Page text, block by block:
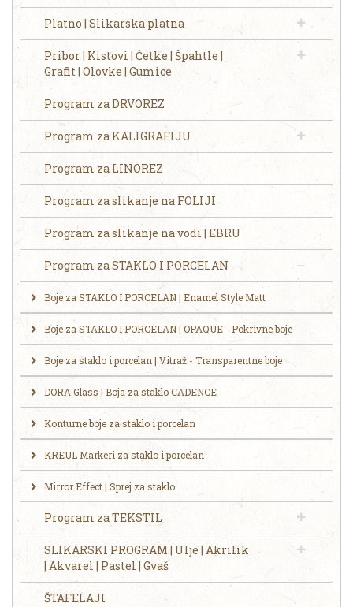
Platno | Slikarska platna
Pribor | Kistovi | Četke | Špahtle |
Grafit | Olovke | Gumice
Program za DRVOREZ
Program za KALIGRAFIJU
Program za LINOREZ
Program za slikanje na FOLIJI
Program za slikanje na vodi | EBRU
Program za STAKLO I PORCELAN
Boje za STAKLO I PORCELAN | Enamel Style Matt
Boje za STAKLO I PORCELAN | OPAQUE - Pokrivne boje
Boje za staklo i porcelan | Vitraž - Transparentne boje
DORA Glass | Boja za staklo CADENCE
Konturne boje za staklo i porcelan
KREUL Markeri za staklo i porcelan
Mirror Effect | Sprej za staklo
Program za TEKSTIL
SLIKARSKI PROGRAM | Ulje | Akrilik
| Akvarel | Pastel | Gvaš
ŠTAFELAJI